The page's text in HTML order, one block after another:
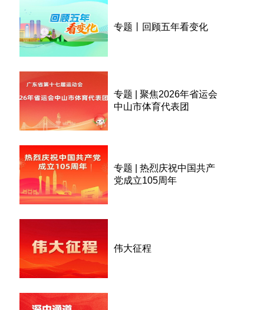
专题丨回顾五年看变化
专题 | 聚焦2026年省运会
中山市体育代表团
专题 | 热烈庆祝中国共产
党成立105周年
伟大征程